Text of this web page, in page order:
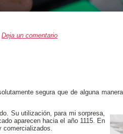
Deja un comentario
segura que de alguna
Su utilización, para mi sorpresa,
aparecen hacia el año 1115. En
comercializados.